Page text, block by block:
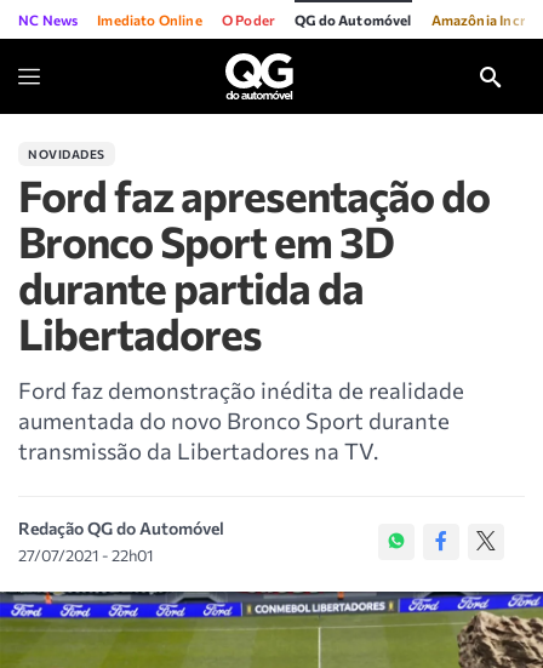
NC News Imediato Online O Poder QG do Automóvel Amazônia
NOVIDADES
Ford faz apresentação do
Bronco Sport em 3D
durante partida da
Libertadores
Ford faz demonstração inédita de realidade
aumentada do novo Bronco Sport durante
transmissão da Libertadores na TV.
Redação QG do Automóvel
27/07/2021 - 22h01